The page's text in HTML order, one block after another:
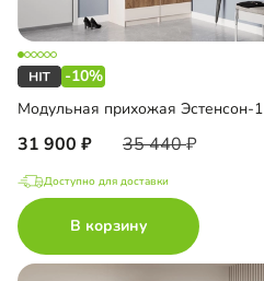
-10%
Модульная прихожая Эстенсон-1
31 900 35 440
Доступно для доставки
В корзину